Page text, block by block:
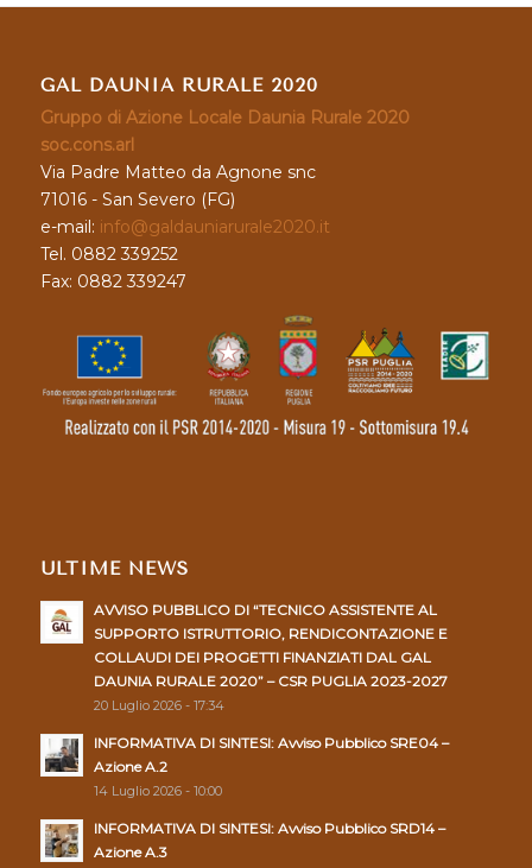
GAL DAUNIA RURALE 2020
Gruppo di Azione Locale Daunia Rurale 2020
soc.cons.arl
Via Padre Matteo da Agnone snc
71016 - San Severo (FG)
e-mail: info@galdauniarurale2020.it
Tel. 0882 339252
Fax: 0882 339247
ULTIME NEWS
AVVISO PUBBLICO DI “TECNICO ASSISTENTE AL
SUPPORTO ISTRUTTORIO, RENDICONTAZIONE E
COLLAUDI DEI PROGETTI FINANZIATI DAL GAL
DAUNIA RURALE 2020” – CSR PUGLIA 2023-2027
20 Luglio 2026 - 17:34
INFORMATIVA DI SINTESI: Avviso Pubblico SRE04 –
Azione A.2
14 Luglio 2026 - 10:00
INFORMATIVA DI SINTESI: Avviso Pubblico SRD14 –
Azione A.3